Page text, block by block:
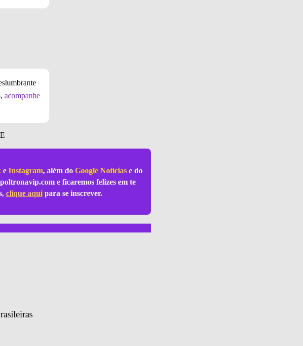
acompanhe
e Instagram, além do Google Notíciase do
e ficaremos felizes em te
clique aquipara se inscrever.